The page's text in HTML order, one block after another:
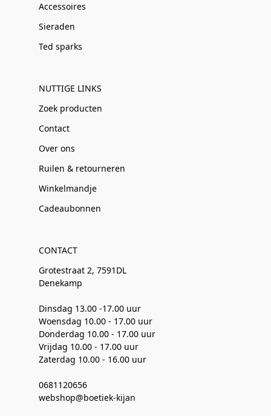
Accessoires
Sieraden
Ted sparks
NUTTIGE LINKS
Zoek producten
Contact
Over ons
Ruilen & retourneren
Winkelmandje
Cadeaubonnen
CONTACT
Grotestraat 2, 7591DL
Denekamp
Dinsdag 13.00 -17.00 uur
Woensdag 10.00 - 17.00 uur
Donderdag 10.00 - 17.00 uur
Vrijdag 10.00 - 17.00 uur
Zaterdag 10.00 - 16.00 uur
0681120656
webshop@boetiek-kijan